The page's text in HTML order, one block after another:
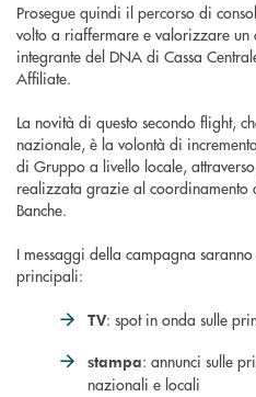
Prosegue quindi il percorso di
volto a riaffermare e valorizzare un
integrante del DNA di Cassa
Affiliate.
La novità di questo secondo flight,
nazionale, è la volontà di
di Gruppo a livello locale,
realizzata grazie al coordinamento
Banche.
I messaggi della campagna
principali:
TV: spot in onda sulle
stampa: annunci sulle
nazionali e locali